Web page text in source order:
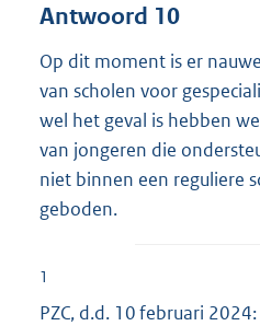
Antwoord 10
Op dit moment is er
van scholen voor
wel het geval is hebben
van jongeren die
niet binnen een reguliere
geboden.
1
PZC, d.d. 10 februari 2024: